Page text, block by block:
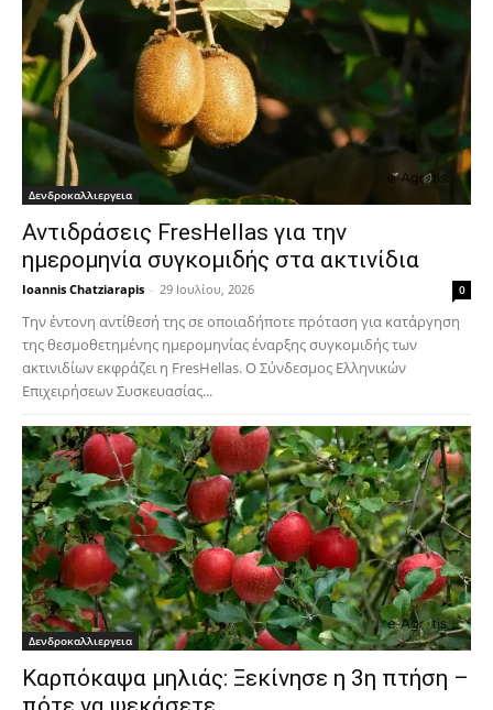
Δενδροκαλλιεργεια
Αντιδράσεις FresHellas για την
ημερομηνία συγκομιδής στα ακτινίδια
Ioannis Chatziarapis - 29 Ιουλίου, 2026 0
Την έντονη αντίθεσή της σε οποιαδήποτε πρόταση για κατάργηση
της θεσμοθετημένης ημερομηνίας έναρξης συγκομιδής των
ακτινιδίων εκφράζει η FresHellas. Ο Σύνδεσμος Ελληνικών
Επιχειρήσεων Συσκευασίας...
Δενδροκαλλιεργεια
Καρπόκαψα μηλιάς: Ξεκίνησε η 3η πτήση –